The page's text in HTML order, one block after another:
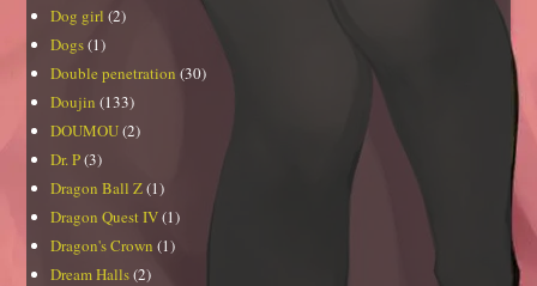
Dog girl (2)
Dogs(1)
Double penetration (30)
Doujin (133)
DOUMOU(2)
Dr. P(3)
Dragon Ball Z(1)
Dragon Quest IV(1)
Dragon's Crown (1)
Dream Halls(2)